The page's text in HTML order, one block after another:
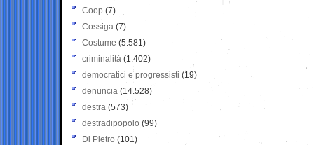
Coop (7)
Cossiga (7)
Costume (5.581)
criminalità (1.402)
democratici e progressisti (19)
denuncia (14.528)
destra (573)
destradipopolo (99)
Di Pietro (101)